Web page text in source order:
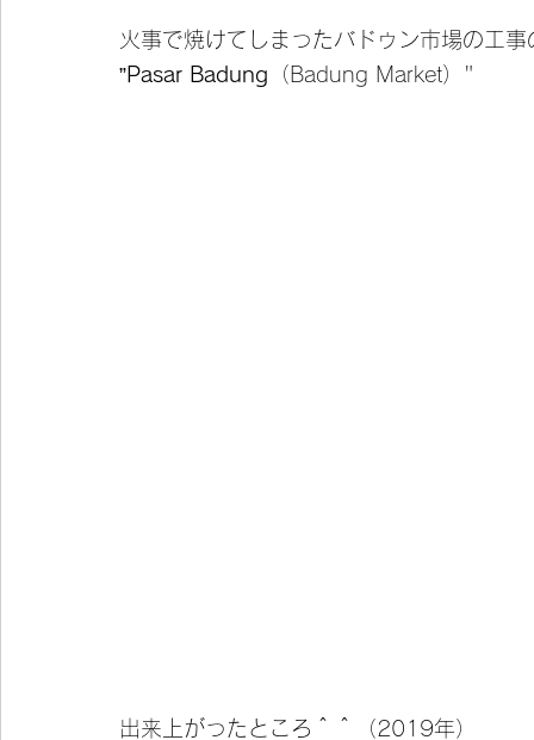
火事で焼けてしまったバドゥン市場の工
”Pasar Badung （Badung Market）"
出来上がったところ＾＾（2019年）